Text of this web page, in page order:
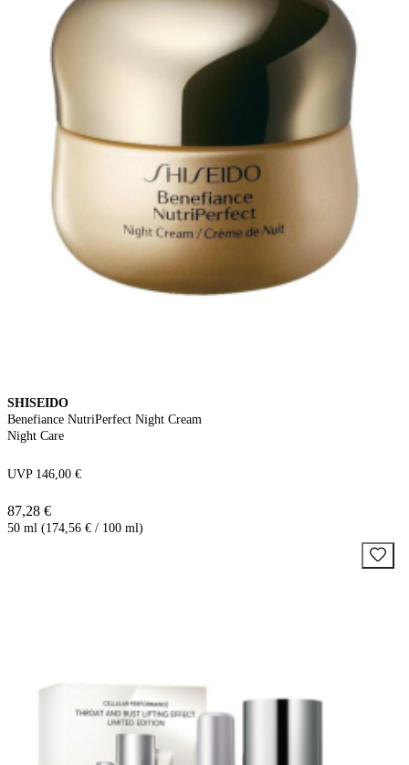
SHISEIDO
Benefiance NutriPerfect Night Cream
Night Care
UVP 146,00 €
87,28 €
50 ml (174,56 € / 100 ml)